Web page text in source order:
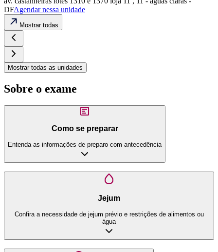
DFAgendar nessa unidade
Mostrar todas
Mostrar todas as unidades
Sobre o exame
Como se preparar
Entenda as informações de preparo com antecedência
Jejum
Confira a necessidade de jejum prévio e restrições de alimentos ou
água